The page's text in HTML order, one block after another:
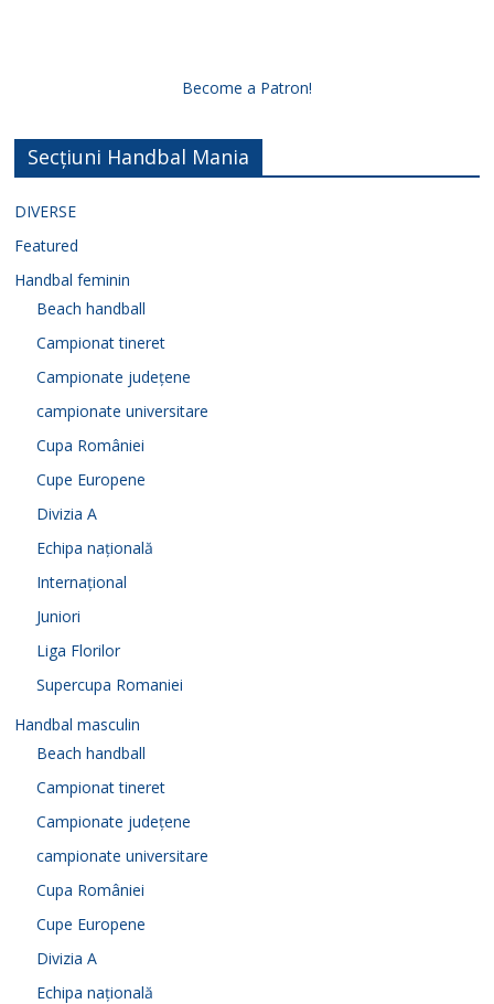
Become a Patron!
Secțiuni Handbal Mania
DIVERSE
Featured
Handbal feminin
Beach handball
Campionat tineret
Campionate județene
campionate universitare
Cupa României
Cupe Europene
Divizia A
Echipa națională
Internațional
Juniori
Liga Florilor
Supercupa Romaniei
Handbal masculin
Beach handball
Campionat tineret
Campionate județene
campionate universitare
Cupa României
Cupe Europene
Divizia A
Echipa națională